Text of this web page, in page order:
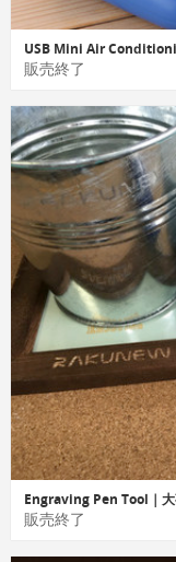
販売終了
Engraving Pen Tool｜大
販売終了